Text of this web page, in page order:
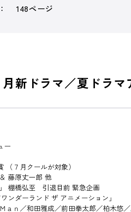
148ページ
新ドラマ／夏ドラ
ー
７月クールが対象）
藤原丈一郎 他
棚橋弘至 引退目前 緊急企画
ンダーランド ザ アニメーション」
ｎ／和田雅成／前田拳太郎／柏木悠